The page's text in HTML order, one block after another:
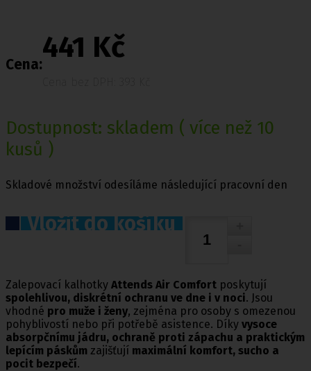
Cena:
441 Kč
Dostupnost: skladem ( více než 10
kusů )
Skladové množství odesíláme následující pracovní den
Vložit do košíku
Zalepovací kalhotky Attends Air Comfort poskytují
spolehlivou, diskrétní ochranu ve dne i v noci. Jsou
vhodné pro muže i ženy, zejména pro osoby s omezenou
pohyblivostí nebo při potřebě asistence. Díky vysoce
absorpčnímu jádru, ochraně proti zápachu a praktickým
lepícím páskům zajišťují maximální komfort, sucho a
pocit bezpečí.